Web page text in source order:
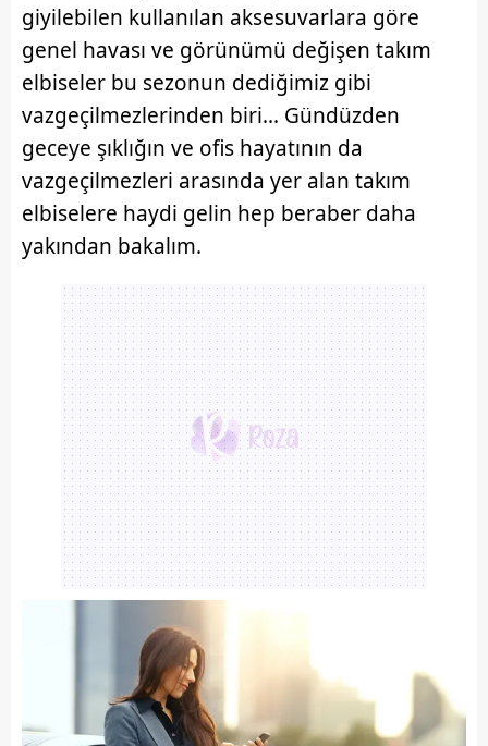
giyilebilen kullanılan aksesuvarlara göre
genel havası ve görünümü değişen takım
elbiseler bu sezonun dediğimiz gibi
vazgeçilmezlerinden biri... Gündüzden
geceye şıklığın ve ofis hayatının da
vazgeçilmezleri arasında yer alan takım
elbiselere haydi gelin hep beraber daha
yakından bakalım.